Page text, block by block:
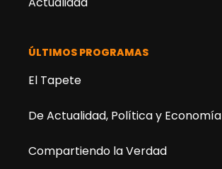
ÚLTIMOS PROGRAMAS
El Tapete
De Actualidad, Política y Economía
Compartiendo la Verdad